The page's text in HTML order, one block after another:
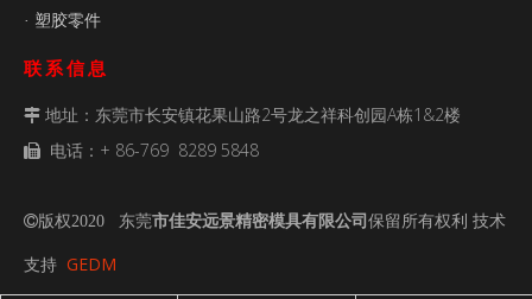
· 塑胶零件
联系信息
 地址：东莞市长安镇花果山路2号龙之祥科创园A栋1&2楼
 电话：+ 86-769 8289 5848
电子邮件：admin@ja-mouldtech.com
版权2020 东莞市佳安远景精密模具有限公司 保留所有权利 技术
支持 GEDM